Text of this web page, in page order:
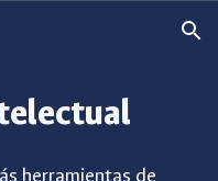
Skip to navigation